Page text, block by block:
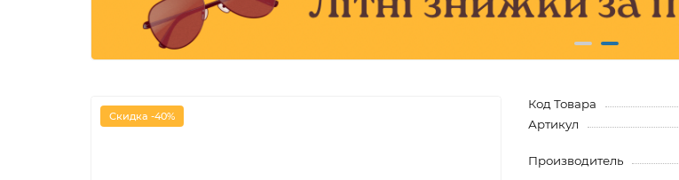
Скидка -40%
Код Товара
Артикул
Производитель